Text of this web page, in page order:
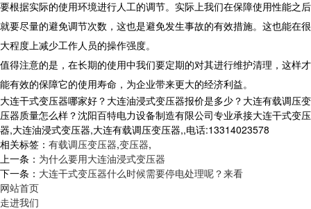
要根据实际的使用环境进行人工的调节。实际上我们在保障使用性能之后
就要尽量的避免调节次数，这也是避免发生事故的有效措施。这也能在很
大程度上减少工作人员的操作强度。
值得注意的是，在长期的使用中我们要定期的对其进行维护清理，这样才
能有效的保障它的使用寿命，为企业带来更大的经济利益。
大连干式变压器哪家好？大连油浸式变压器报价是多少？大连有载调压变
压器质量怎么样？沈阳百特电力设备制造有限公司专业承接大连干式变压
器,大连油浸式变压器,大连有载调压变压器,,电话:13314023578
相关标签： 有载调压变压器,变压器,
上一条： 为什么要用大连油浸式变压器
下一条： 大连干式变压器什么时候需要停电处理呢？来看
网站首页
走进我们